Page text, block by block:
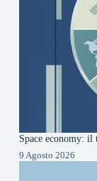
Space economy: il
9 Agosto 2026